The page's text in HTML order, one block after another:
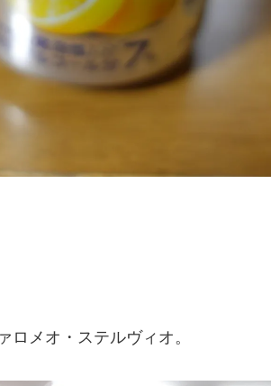
ロメオ・ステルヴィオ。